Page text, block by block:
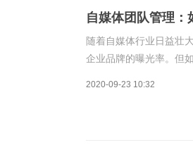
自媒体团队管理：
随着自媒体行业日益壮
企业品牌的曝光率。但
是如何管理自媒体团队
2020-09-23 10:32